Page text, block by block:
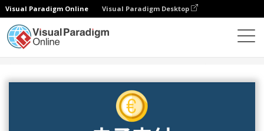
Visual Paradigm Online Visual Paradigm Desktop